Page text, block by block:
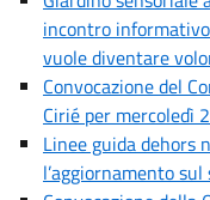
incontro
vuole diventare
Convocazione del
Cirié per mercoledì
Linee guida dehors
l’aggiornamento